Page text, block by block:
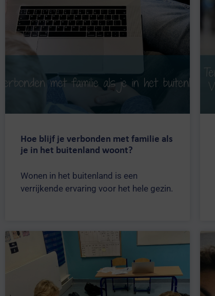
Hong Kong
Ibiza
Singapore
Hoe blijf je verbonden met familie als
je in het buitenland woont?
Wonen in het buitenland is een
verrijkende ervaring voor het hele gezin.